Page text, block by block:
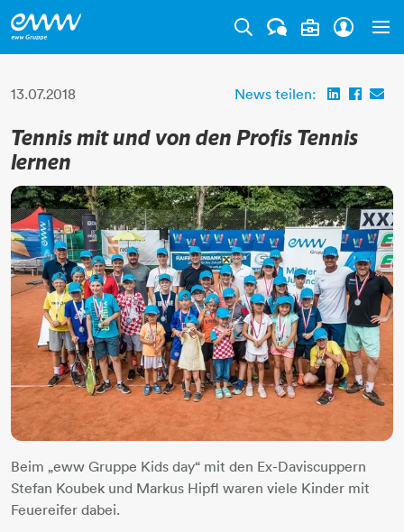
13.07.2018 News teilen:
Tennis mit und von den Profis Tennis
lernen
Beim „eww Gruppe Kids day“ mit den Ex-Daviscuppern
Stefan Koubek und Markus Hipfl waren viele Kinder mit
Feuereifer dabei.